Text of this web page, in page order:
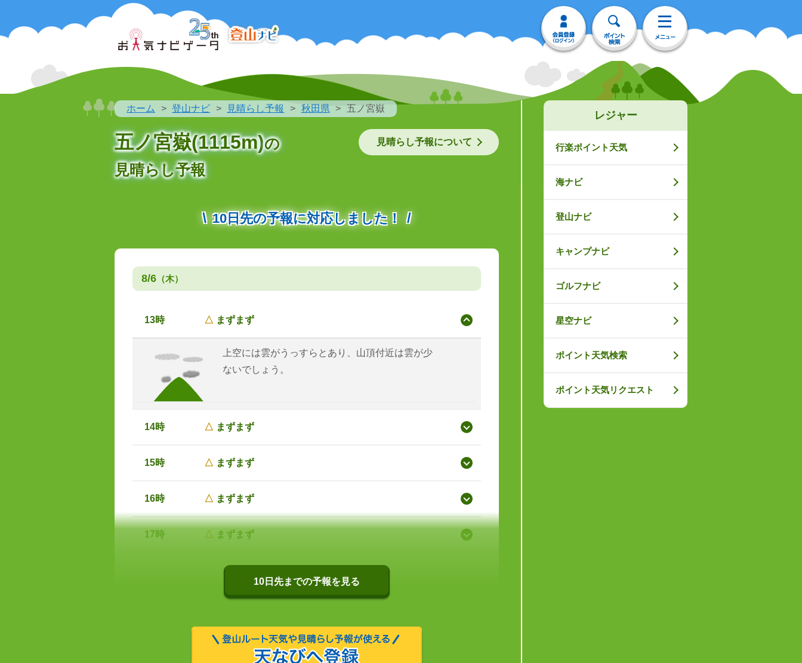
ホーム 登山ナビ 見晴らし予報 秋田県 五ノ宮嶽
五ノ宮嶽(1115m)の
見晴らし予報
見晴らし予報について
10日先の予報に対応しました！
8/6 （木）
13時 △ まずまず
上空には雲がうっすらとあり、山頂付近は雲が少
ないでしょう。
14時 △ まずまず
15時 △ まずまず
16時 △ まずまず
17時 △ まずまず
10日先までの予報を見る
レジャー
行楽ポイント天気
海ナビ
登山ナビ
キャンプナビ
ゴルフナビ
星空ナビ
ポイント天気検索
ポイント天気リクエスト